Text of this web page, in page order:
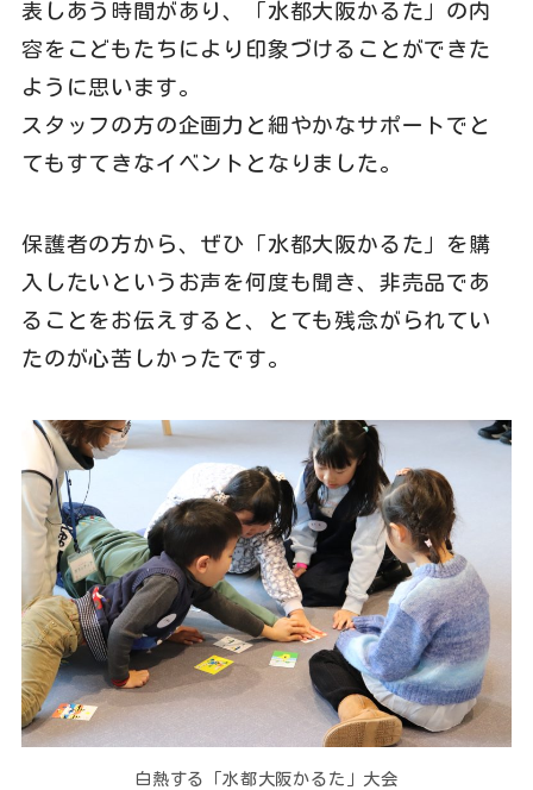
表しあう時間があり、「水都大阪かるた」の内
容をこどもたちにより印象づけることができた
ように思います。
スタッフの方の企画力と細やかなサポートでと
てもすてきなイベントとなりました。
保護者の方から、ぜひ「水都大阪かるた」を購
入したいというお声を何度も聞き、非売品であ
ることをお伝えすると、とても残念がられてい
たのが心苦しかったです。
白熱する「水都大阪かるた」大会